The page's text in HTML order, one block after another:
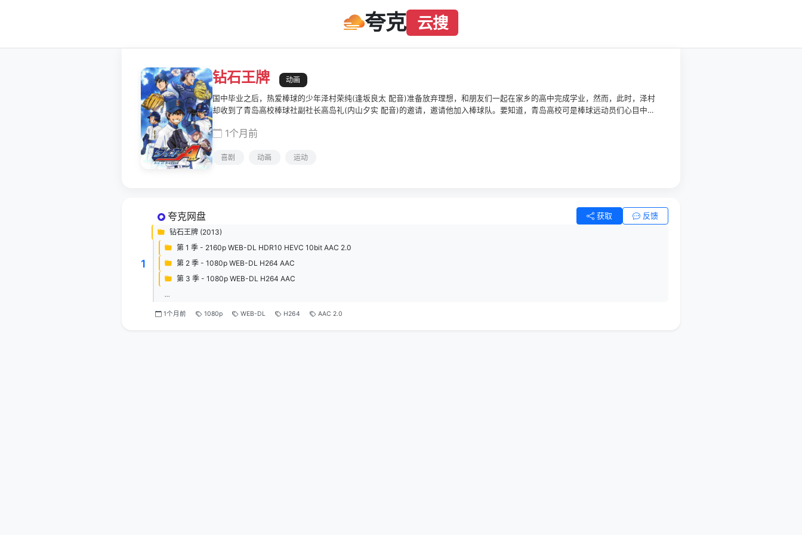
夸克 云搜
钻石王牌 动画
国中毕业之后，热爱棒球的少年泽村荣纯(逢坂良太 配音)准备放弃理想，和朋友们一起在家乡的高中完成学业，然而，此时，泽村
却收到了青岛高校棒球社副社长高岛礼(内山夕实 配音)的邀请，邀请他加入棒球队。要知道，青岛高校可是棒球远动员们心目中的
心直口快大大咧咧的御幸一也(樱井孝宏 配音)、外表冷漠内心单纯的降谷晓(岛崎信长 配音)、身材矮小却实力强悍的小凑春市(花江
我。
1个月前
喜剧 动画 运动
1
夸克网盘 获取 反馈
钻石王牌 (2013)
第 1 季 - 2160p WEB-DL HDR10 HEVC 10bit AAC 2.0
第 2 季 - 1080p WEB-DL H264 AAC
第 3 季 - 1080p WEB-DL H264 AAC
...
1个月前 1080p WEB-DL H264 AAC 2.0